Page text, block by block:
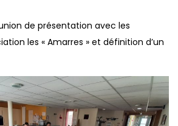
de présentation avec les
les « Amarres » et définition d’un